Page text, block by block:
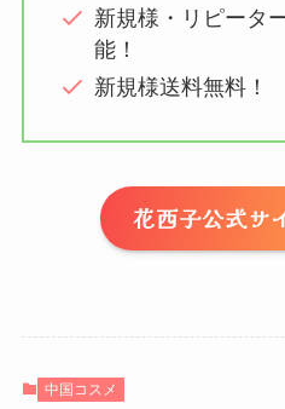
新規様・リピータ
能！
新規様送料無料！
花西子公式サ
中国コスメ